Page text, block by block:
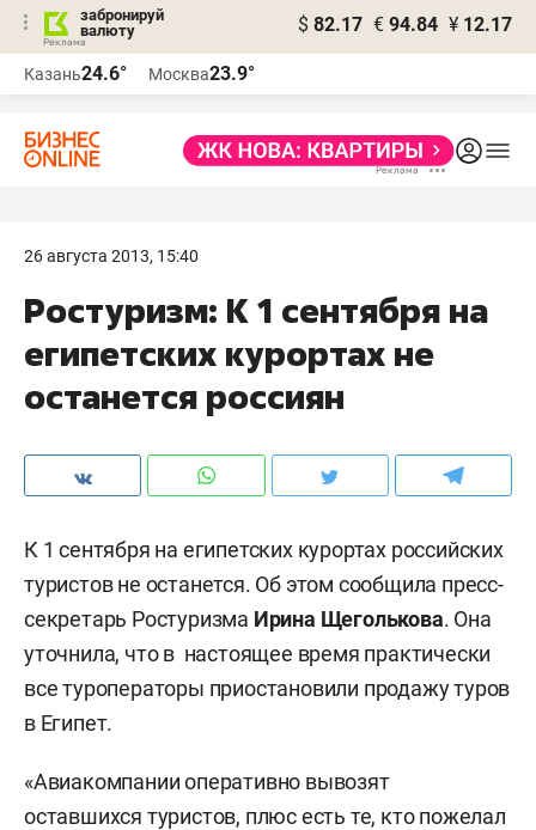
забронируй
валюту
$ 82.17 € 94.84 ¥ 12.17
Казань24.6° Москва23.9°
26 августа 2013, 15:40
Ростуризм: К 1 сентября на
египетских курортах не
останется россиян
К 1 сентября на египетских курортах российских
туристов не останется. Об этом сообщила пресс-
секретарь Ростуризма Ирина Щеголькова. Она
уточнила, что в настоящее время практически
все туроператоры приостановили продажу туров
в Египет.
«Авиакомпании оперативно вывозят
оставшихся туристов, плюс есть те, кто пожелал